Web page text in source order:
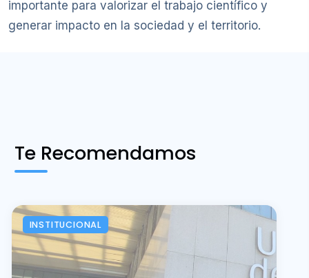
importante para valorizar el trabajo científico y
generar impacto en la sociedad y el territorio.
Te Recomendamos
INSTITUCIONAL